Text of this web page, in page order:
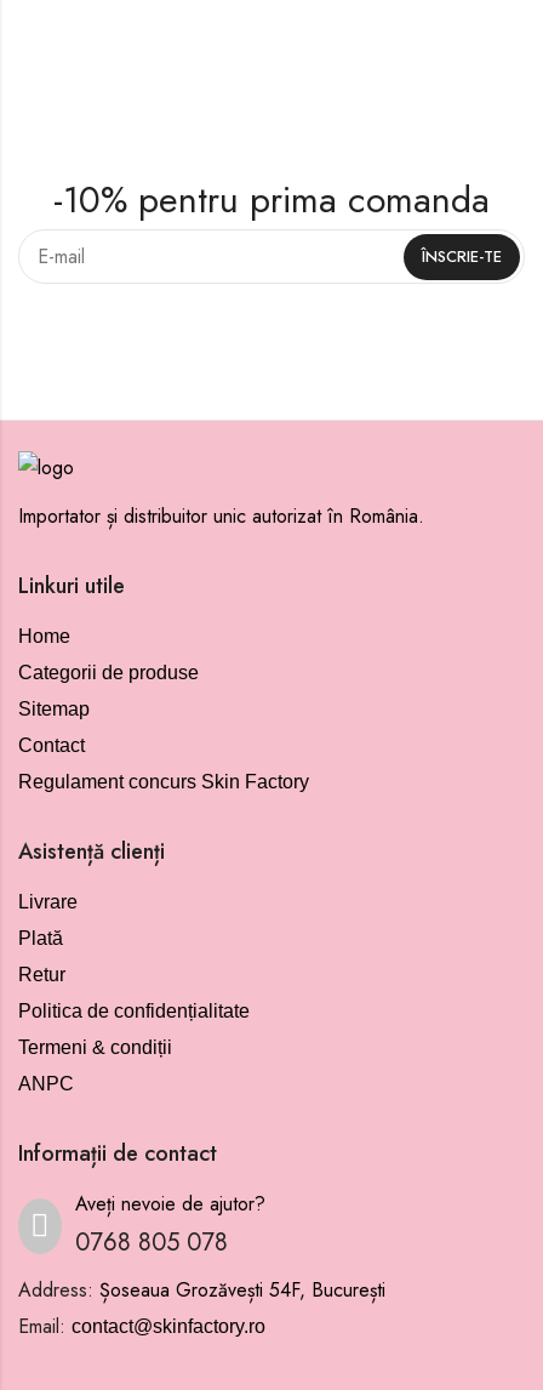
-10% pentru prima comanda
Importator și distribuitor unic autorizat în România.
Linkuri utile
Home
Categorii de produse
Sitemap
Contact
Regulament concurs Skin Factory
Asistență clienți
Livrare
Plată
Retur
Politica de confidențialitate
Termeni & condiții
ANPC
Informații de contact
Aveți nevoie de ajutor?
0768 805 078
Address: Șoseaua Grozăvești 54F, București
Email: contact@skinfactory.ro